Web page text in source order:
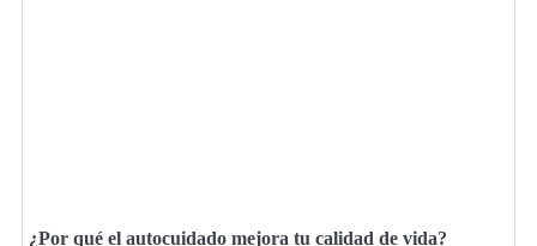
¿Por qué el autocuidado mejora tu calidad de vida?